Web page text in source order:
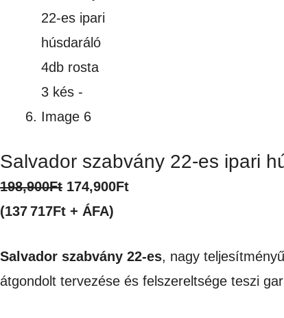
Salvador szabvány 22-es ipari
198,900Ft Original
price
198,900Ft.
174,900FtCurrent
174,900Ft.
(137 717Ft + ÁFA)
Salvador szabvány 22-es, nagy
átgondolt tervezése és felszereltsége teszi